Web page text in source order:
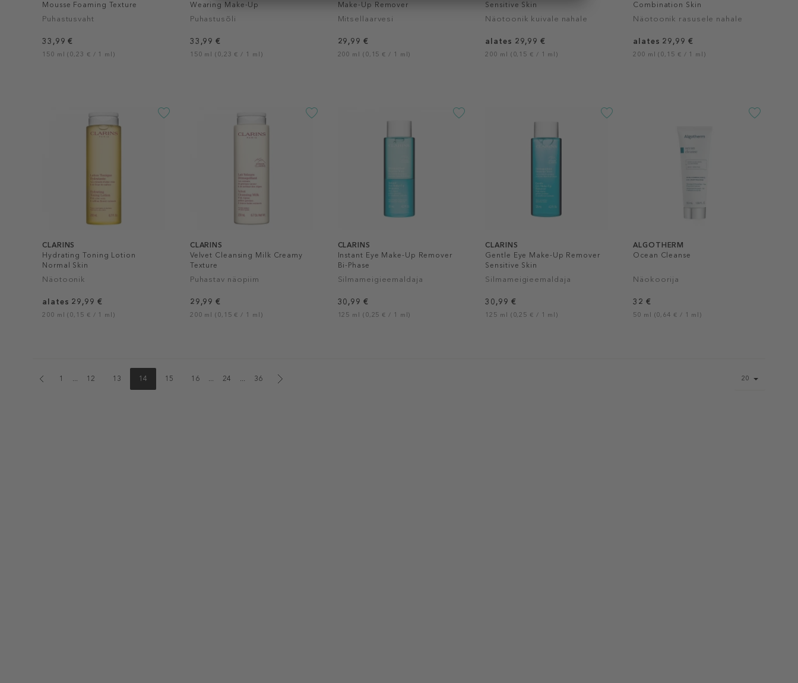
Mousse Foaming Texture
Puhastusvaht
33,99 €
150 ml (0,23 € / 1 ml)
Wearing Make-Up
Puhastusõli
33,99 €
150 ml (0,23 € / 1 ml)
Make-Up Remover
Mitsellaarvesi
29,99 €
200 ml (0,15 € / 1 ml)
Sensitive Skin
Näotoonik kuivale nahale
alates 29,99 €
200 ml (0,15 € / 1 ml)
Combination Skin
Näotoonik rasusele nahale
alates 29,99 €
200 ml (0,15 € / 1 ml)
CLARINS
Hydrating Toning Lotion
Normal Skin
Näotoonik
alates 29,99 €
200 ml (0,15 € / 1 ml)
CLARINS
Velvet Cleansing Milk Creamy
Texture
Puhastav näopiim
29,99 €
200 ml (0,15 € / 1 ml)
CLARINS
Instant Eye Make-Up Remover
Bi-Phase
Silmameigieemaldaja
30,99 €
125 ml (0,25 € / 1 ml)
CLARINS
Gentle Eye Make-Up Remover
Sensitive Skin
Silmameigieemaldaja
30,99 €
125 ml (0,25 € / 1 ml)
ALGOTHERM
Ocean Cleanse
Näokoorija
32 €
50 ml (0,64 € / 1 ml)
1 ... 12 13 14 15 16 ... 24 ... 36
size
20